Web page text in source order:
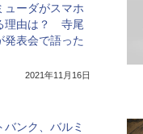
ューダがスマホ
理由は？ 寺尾
発表会で語った
2021年11月16日
バンク、バルミ